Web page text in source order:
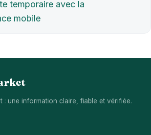
temporaire avec la
mobile
: une information claire, fiable et vérifiée.